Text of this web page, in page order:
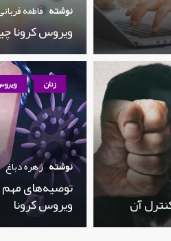
نوشته فاطمه
ویروس کرونا
آن
زنان
نوشته زهره دباغ
توصیه‌های مهم
ویروس کرونا